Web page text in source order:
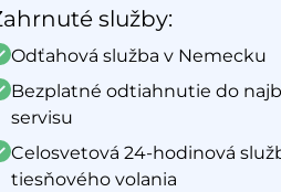
služby:
Odťahová služba v Nemecku
Bezplatné odtiahnutie do
servisu
Celosvetová 24-hodinová
tiesňového volania